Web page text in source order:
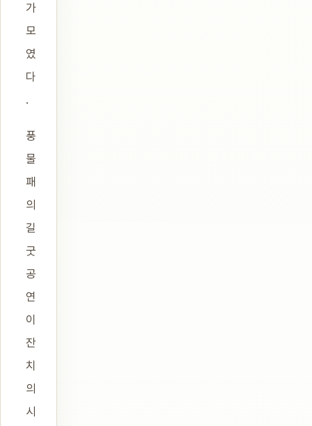
가
모
였
다
.
풍
물
패
의
길
굿
공
연
이
잔
치
의
시